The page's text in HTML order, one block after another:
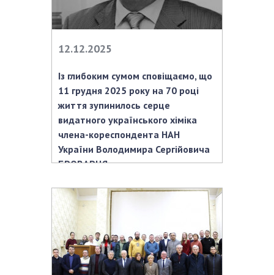
МІЖНАРОДНЕ СПІВРОБІТНИЦТВО
Членство в міжнародних організаціях
Міжнародні угоди
Міжнародні програми та конкурси
ДОКУМЕНТИ
Нормативні акти НАН України
Державний бюджет НАН України
Бланки документів
НОВИНИ
ЗАСІДАННЯ ПРЕЗИДІЇ НАН УКРАЇНИ
НАУКОВІ ВИДАННЯ
12.12.2025
Із глибоким сумом сповіщаємо, що
11 грудня 2025 року на 70 році
життя зупинилось серце
видатного українського хіміка
члена-кореспондента НАН
України Володимира Сергійовича
БРОВАРЦЯ